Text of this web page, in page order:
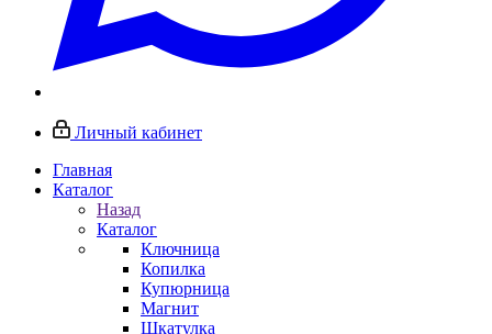
Личный кабинет
Главная
Каталог
Назад
Каталог
Ключница
Копилка
Купюрница
Магнит
Шкатулка